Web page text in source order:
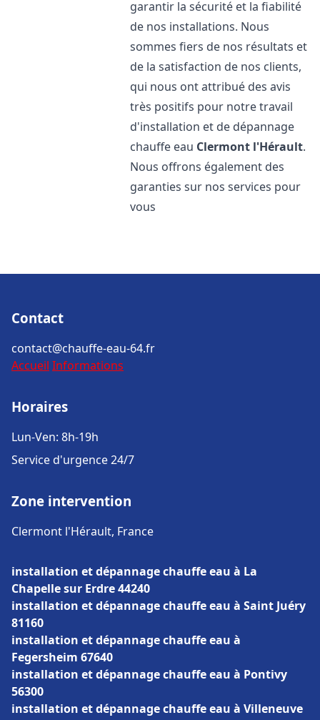
garantir la sécurité et la fiabilité
de nos installations. Nous
sommes fiers de nos résultats et
de la satisfaction de nos clients,
qui nous ont attribué des avis
très positifs pour notre travail
d'installation et de dépannage
chauffe eau Clermont l'Hérault.
Nous offrons également des
garanties sur nos services pour
vous
Contact
contact@chauffe-eau-64.fr
Accueil Informations
Horaires
Lun-Ven: 8h-19h
Service d'urgence 24/7
Zone intervention
Clermont l'Hérault, France
installation et dépannage chauffe eau à La
Chapelle sur Erdre 44240
installation et dépannage chauffe eau à Saint Juéry
81160
installation et dépannage chauffe eau à
Fegersheim 67640
installation et dépannage chauffe eau à Pontivy
56300
installation et dépannage chauffe eau à Villeneuve